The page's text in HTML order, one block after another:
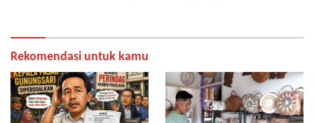
Rekomendasi untuk kamu